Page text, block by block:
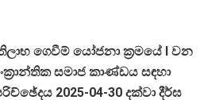
ගෙවීම් යෝජනා ක්‍රමයේ I වන
සමාජ කාණ්ඩය සඳහා
2025-04-30 දක්වා දීර්ඝ